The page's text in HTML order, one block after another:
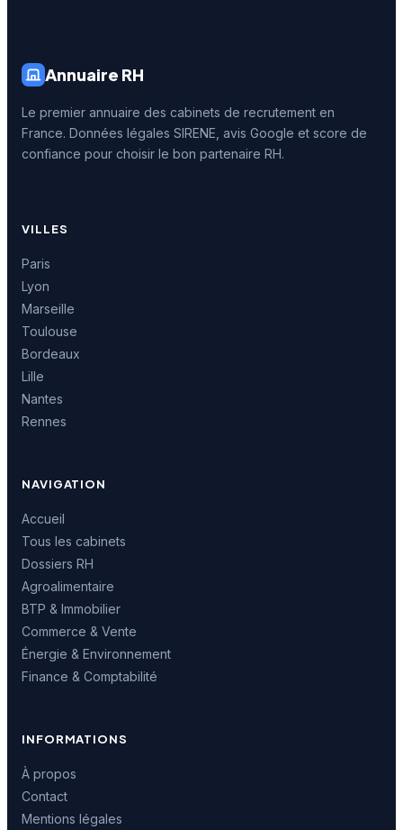
Annuaire RH
Le premier annuaire des cabinets de recrutement en
France. Données légales SIRENE, avis Google et score de
confiance pour choisir le bon partenaire RH.
VILLES
Paris
Lyon
Marseille
Toulouse
Bordeaux
Lille
Nantes
Rennes
NAVIGATION
Accueil
Tous les cabinets
Dossiers RH
Agroalimentaire
BTP & Immobilier
Commerce & Vente
Énergie & Environnement
Finance & Comptabilité
INFORMATIONS
À propos
Contact
Mentions légales